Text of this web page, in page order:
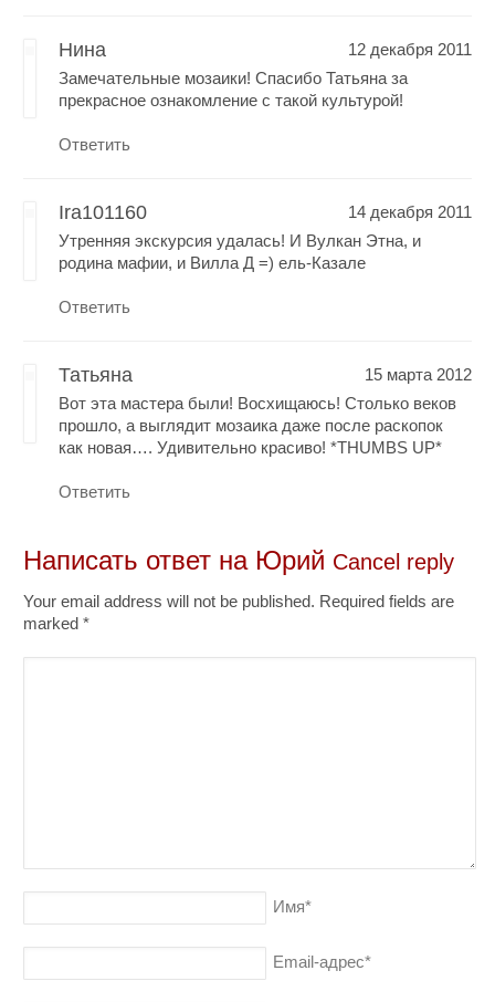
Нина
12 декабря 2011
Замечательные мозаики! Спасибо Татьяна за
прекрасное ознакомление с такой культурой!
Ответить
Ira101160
14 декабря 2011
Утренняя экскурсия удалась! И Вулкан Этна, и
родина мафии, и Вилла Д =) ель-Казале
Ответить
Татьяна
15 марта 2012
Вот эта мастера были! Восхищаюсь! Столько веков
прошло, а выглядит мозаика даже после раскопок
как новая…. Удивительно красиво! *THUMBS UP*
Ответить
Написать ответ на Юрий Cancel reply
Your email address will not be published. Required fields are
marked*
Имя*
Email-адрес*